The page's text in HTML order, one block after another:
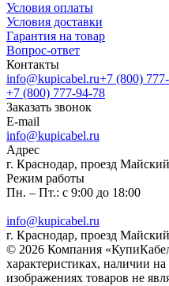
Условия оплаты
Условия доставки
Гарантия на товар
Вопрос-ответ
Контакты
info@kupicabel.ru+7 (800)
+7 (800) 777-94-78
Заказать звонок
E-mail
info@kupicabel.ru
Адрес
г. Краснодар, проезд
Режим работы
Пн. – Пт.: с 9:00 до 18:00
info@kupicabel.ru
г. Краснодар, проезд
© 2026 Компания
характеристиках, наличии
изображениях товаров не